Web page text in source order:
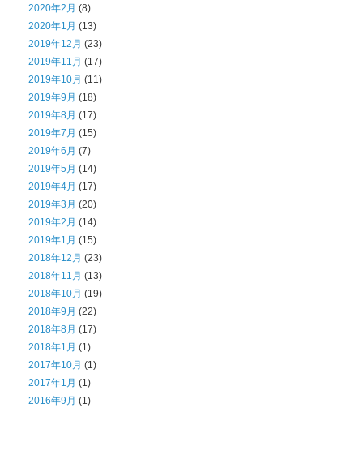
2020年2月 (8)
2020年1月 (13)
2019年12月 (23)
2019年11月 (17)
2019年10月 (11)
2019年9月 (18)
2019年8月 (17)
2019年7月 (15)
2019年6月 (7)
2019年5月 (14)
2019年4月 (17)
2019年3月 (20)
2019年2月 (14)
2019年1月 (15)
2018年12月 (23)
2018年11月 (13)
2018年10月 (19)
2018年9月 (22)
2018年8月 (17)
2018年1月 (1)
2017年10月 (1)
2017年1月 (1)
2016年9月 (1)